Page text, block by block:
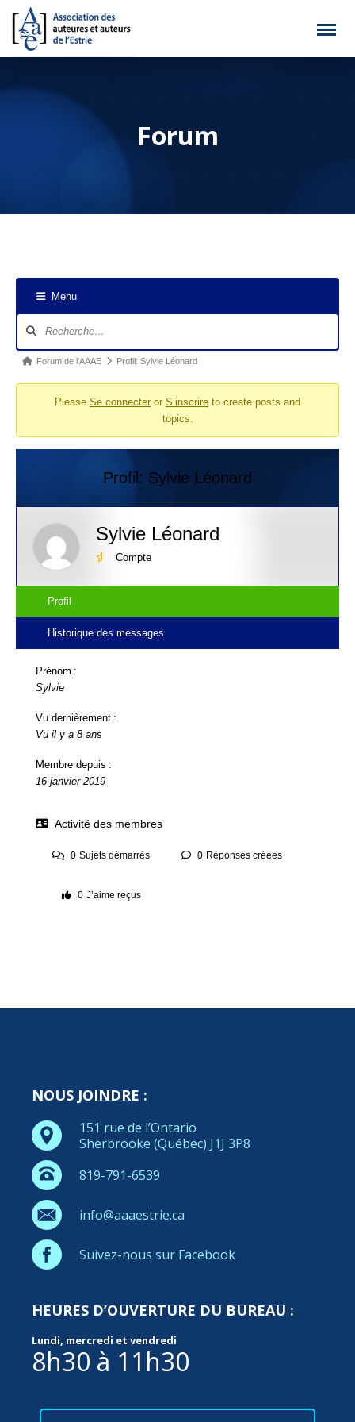
Forum
Menu
forum
Fil Forum de l'AAAE Profil: Sylvie Léonard
Please Se connecter or S’inscrire to create posts and
topics.
Profil: Sylvie Léonard
Sylvie Léonard
Compte
Profil
Historique des messages
Prénom :
Sylvie
Vu dernièrement :
Vu il y a 8 ans
Membre depuis :
16 janvier 2019
Activité des membres
0 Sujets démarrés 0 Réponses créées
0 J’aime reçus
NOUS JOINDRE :
151 rue de l’Ontario
Sherbrooke (Québec) J1J 3P8
819-791-6539
info@aaaestrie.ca
Suivez-nous sur Facebook
HEURES D’OUVERTURE DU BUREAU :
Lundi, mercredi et vendredi
8h30 à 11h30